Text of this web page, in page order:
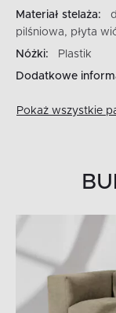
Materiał stelaża:
pilśniowa, płyta
Nóżki:
Plastik
Dodatkowe
Pokaż wszystkie